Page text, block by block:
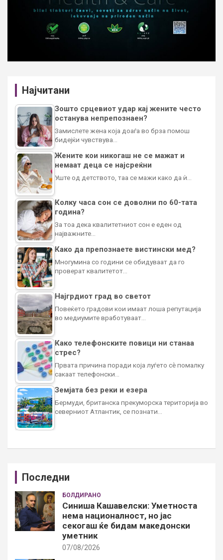
Најчитани
Зошто срцевиот удар кај жените често
останува непрепознаен?
Замислете жена која доаѓа во брза помош
бидејќи чувствува…
Жените кои никогаш не се мажат и
немаат деца се најсреќни
Уште од детството, таа се мажи како да ѝ…
Колку часа сон се доволни по 60-тата
година?
За тоа дека квалитетниот сон е еден од
најважните…
Како да препознаете вистински мед?
Многумина со години се обидуваат да го
проверат квалитетот…
Најгрдиот град во светот
Повеќето градови кои имаат лоша репутација
во медиумите вработуваат…
Како телефонските повици ни станаа
стрес?
Првата причина поради која луѓето сè помалку
сакаат телефонски…
Земјата без реки и езера
Бермуди, британска прекуморска територија во
северниот Атлантик, се познати…
Последни
БОЛДИРАНО
Синиша Кашавелски: Уметноста
нема националност, но јас
секогаш ќе бидам македонски
уметник
07/08/2026